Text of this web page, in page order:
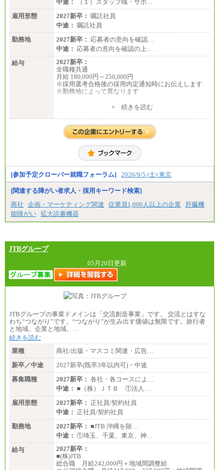
中途：
（１）スタッフ職・サポ…
雇用形態
2027新卒： 嘱託社員
中途： 嘱託社員
勤務地
2027新卒： 応募者の意向を確認…
中途： 応募者の意向を確認の上…
給与
2027新卒：
全職種共通
月給 180,000円～250,000円
※採用選考合格後の採用内定通知時にお伝えします
※勤務地によって異なります
月給 200,000円～250,000円
入社時の処遇は経験・能力を考慮の上、当社規程に
より決定します。
お伝えします。
+ 続きを読む
[参加予定クローバー就職フォーラム] 2026/9/5 (土) 東京
[関連する障がい者求人・採用キーワード検索]
商社
企画・マーケティング関連 従業員1,000人以上の企業
肝臓機
能障がい 拡大読書機器
JTBグループ
05月20日更新
JTBグループの事業ドメインは「交流創造事業」です。 交流とはすな
わち“つながり”です。“つながり”が生み出す価値は無限です。旅行者
と地域、企業と地域、…
続きを読む
業種
商社/出版・マスコミ関連・広告…
新卒／中途
2027新卒(既卒3年以内可)・中途
募集職種
2027新卒： 各社・各コースによ…
中途： ■（株）ＪＴＢ ①法人…
雇用形態
2027新卒： 正社員/契約社員
中途： 正社員/契約社員
勤務地
2027新卒： ■JTB 沖縄を除…
中途： ①埼玉、千葉、東京、神…
給与
2027新卒：
■(株)JTB
総合職 月給242,000円＋地域間調整給